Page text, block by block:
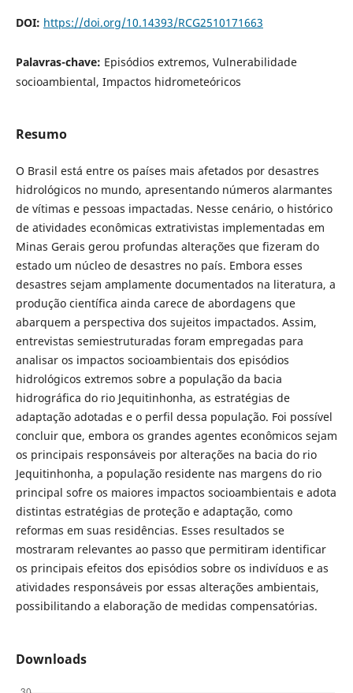
DOI: https://doi.org/10.14393/RCG2510171663
Palavras-chave: Episódios extremos, Vulnerabilidade
socioambiental, Impactos hidrometeóricos
Resumo
O Brasil está entre os países mais afetados por desastres
hidrológicos no mundo, apresentando números alarmantes
de vítimas e pessoas impactadas. Nesse cenário, o histórico
de atividades econômicas extrativistas implementadas em
Minas Gerais gerou profundas alterações que fizeram do
estado um núcleo de desastres no país. Embora esses
desastres sejam amplamente documentados na literatura, a
produção científica ainda carece de abordagens que
abarquem a perspectiva dos sujeitos impactados. Assim,
entrevistas semiestruturadas foram empregadas para
analisar os impactos socioambientais dos episódios
hidrológicos extremos sobre a população da bacia
hidrográfica do rio Jequitinhonha, as estratégias de
adaptação adotadas e o perfil dessa população. Foi possível
concluir que, embora os grandes agentes econômicos sejam
os principais responsáveis por alterações na bacia do rio
Jequitinhonha, a população residente nas margens do rio
principal sofre os maiores impactos socioambientais e adota
distintas estratégias de proteção e adaptação, como
reformas em suas residências. Esses resultados se
mostraram relevantes ao passo que permitiram identificar
os principais efeitos dos episódios sobre os indivíduos e as
atividades responsáveis por essas alterações ambientais,
possibilitando a elaboração de medidas compensatórias.
Downloads